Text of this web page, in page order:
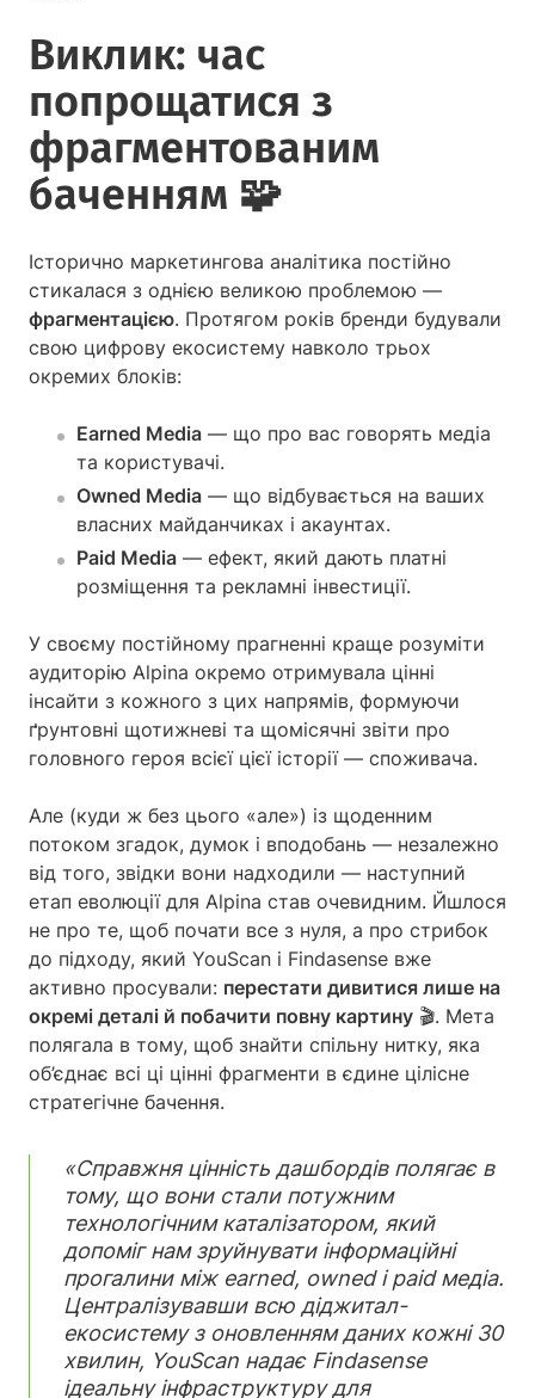
Виклик: час
попрощатися з
фрагментованим
баченням 🧩
Історично маркетингова аналітика постійно
стикалася з однією великою проблемою —
фрагментацією. Протягом років бренди будували
свою цифрову екосистему навколо трьох
окремих блоків:
Earned Media — що про вас говорять медіа
та користувачі.
Owned Media — що відбувається на ваших
власних майданчиках і акаунтах.
Paid Media — ефект, який дають платні
розміщення та рекламні інвестиції.
У своєму постійному прагненні краще розуміти
аудиторію Alpina окремо отримувала цінні
інсайти з кожного з цих напрямів, формуючи
ґрунтовні щотижневі та щомісячні звіти про
головного героя всієї цієї історії — споживача.
Але (куди ж без цього «але») із щоденним
потоком згадок, думок і вподобань — незалежно
від того, звідки вони надходили — наступний
етап еволюції для Alpina став очевидним. Йшлося
не про те, щоб почати все з нуля, а про стрибок
до підходу, який YouScan і Findasense вже
активно просували: перестати дивитися лише на
окремі деталі й побачити повну картину 🎬. Мета
полягала в тому, щоб знайти спільну нитку, яка
об’єднає всі ці цінні фрагменти в єдине цілісне
стратегічне бачення.
«Справжня цінність дашбордів полягає в
тому, що вони стали потужним
технологічним каталізатором, який
допоміг нам зруйнувати інформаційні
прогалини між earned, owned і paid медіа.
Централізувавши всю діджитал-
екосистему з оновленням даних кожні 30
хвилин, YouScan надає Findasense
ідеальну інфраструктуру для